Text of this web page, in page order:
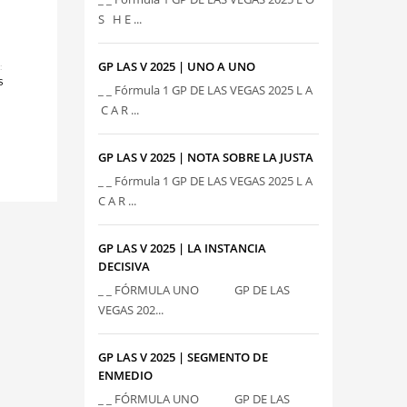
S H E ...
GP LAS V 2025 | UNO A UNO
_ _ Fórmula 1 GP DE LAS VEGAS 2025 L A
C A R ...
GP LAS V 2025 | NOTA SOBRE LA JUSTA
_ _ Fórmula 1 GP DE LAS VEGAS 2025 L A
C A R ...
GP LAS V 2025 | LA INSTANCIA
DECISIVA
_ _ FÓRMULA UNO GP DE LAS
VEGAS 202...
GP LAS V 2025 | SEGMENTO DE
ENMEDIO
_ _ FÓRMULA UNO GP DE LAS